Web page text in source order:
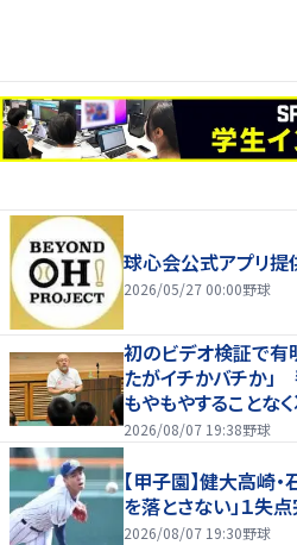
球心会公式アプリ提
2026/05/27 00:00野球
初のビデオ検証で有
たがイチかバチか」
もやもやすることな
2026/08/07 19:38野球
【甲子園】健大高崎・
を落とさない」１失
2026/08/07 19:30野球